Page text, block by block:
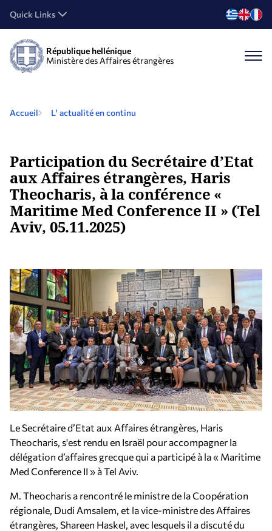
Quick Links
République hellénique
Ministère des Affaires étrangères
Accueil L' actualité en continu
Participation du Secrétaire d’Etat
aux Affaires étrangères, Haris
Theocharis, à la conférence «
Maritime Med Conference II » (Tel
Aviv, 05.11.2025)
Le Secrétaire d’Etat aux Affaires étrangères, Haris
Theocharis, s'est rendu en Israël pour accompagner la
délégation d’affaires grecque qui a participé à la « Maritime
Med Conference II » à Tel Aviv.
M. Theocharis a rencontré le ministre de la Coopération
régionale, Dudi Amsalem, et la vice-ministre des Affaires
étrangères, Shareen Haskel, avec lesquels il a discuté du